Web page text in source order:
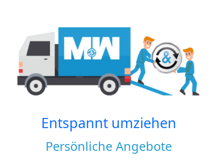
Entspannt umziehen
Persönliche Angebote